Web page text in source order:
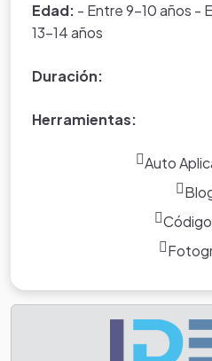
Edad: - Entre 9-10 años -
13-14 años
Duración:
Herramientas:
Auto